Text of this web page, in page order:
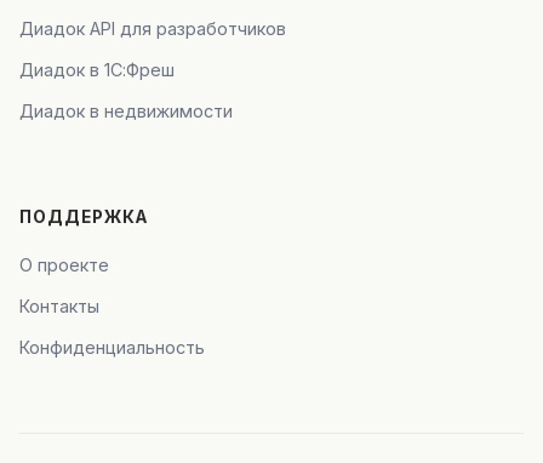
Диадок API для разработчиков
Диадок в 1С:Фреш
Диадок в недвижимости
ПОДДЕРЖКА
О проекте
Контакты
Конфиденциальность